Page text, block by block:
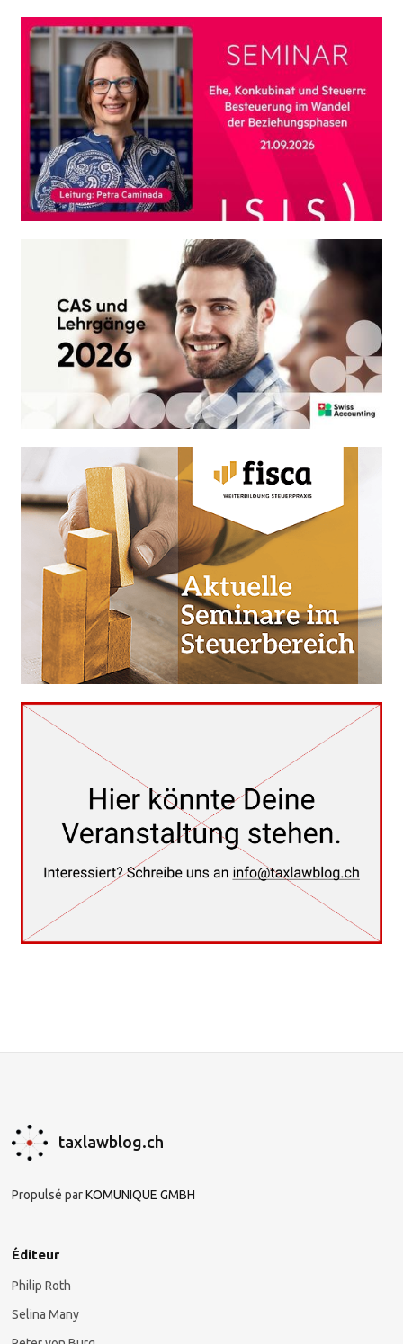
taxlawblog.ch
Propulsé parKOMUNIQUE GMBH
Éditeur
Philip Roth
Selina Many